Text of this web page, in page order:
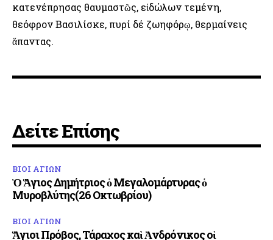
κατενέπρησας θαυμαστῶς, εἰδώλων τεμένη,
θεόφρον Βασιλίσκε, πυρί δέ ζωηφόρῳ, θερμαίνεις
ἅπαντας.
Δείτε Επίσης
ΒΙΟΙ ΑΓΙΩΝ
Ὁ Ἅγιος Δημήτριος ὁ Μεγαλομάρτυρας ὁ
Μυροβλύτης(26 Οκτωβρίου)
ΒΙΟΙ ΑΓΙΩΝ
Ἅγιοι Πρόβος, Τάραχος καὶ Ἀνδρόνικος οἱ